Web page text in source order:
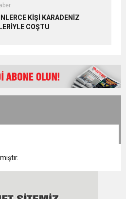
KİŞİ KARADENİZ
COŞTU